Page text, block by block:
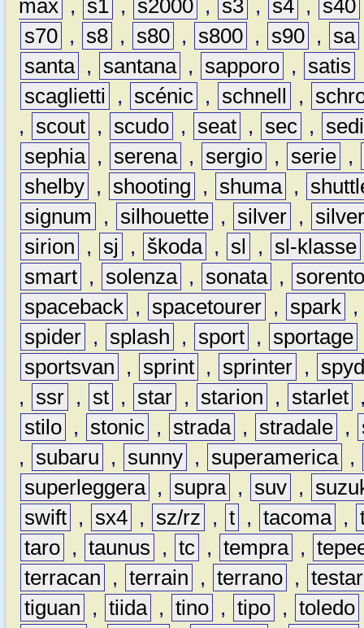
max , s1 , s2000 , s3 , s4 , s40
s70 , s8 , s80 , s800 , s90 , sa
santa , santana , sapporo , satis
scaglietti
, scénic , schnell ,
,
scout , scudo , seat , sec ,
sephia , serena , sergio , serie ,
shelby , shooting , shuma ,
signum
, silhouette , silver ,
sirion
, sj , škoda , sl , sl-klasse
smart , solenza , sonata ,
spaceback , spacetourer , spark ,
spider , splash , sport , sportage
sportsvan
, sprint , sprinter ,
,
ssr , st , star , starion , starlet
stilo , stonic , strada , stradale ,
,
subaru , sunny , superamerica ,
superleggera , supra , suv ,
swift , sx4 , sz/rz , t , tacoma ,
taro , taunus , tc , tempra ,
terracan
, terrain , terrano ,
tiguan
, tiida , tino , tipo , toledo